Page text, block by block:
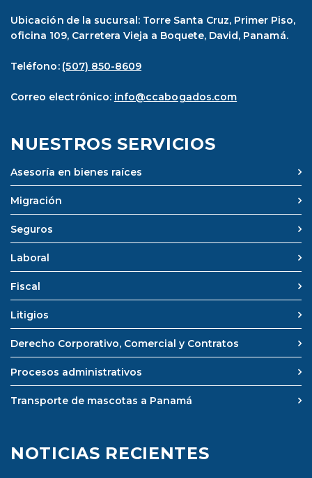
Ubicación de la sucursal: Torre Santa Cruz, Primer Piso,
oficina 109, Carretera Vieja a Boquete, David, Panamá.
Teléfono: (507) 850-8609
Correo electrónico: info@ccabogados.com
NUESTROS SERVICIOS
Asesoría en bienes raíces
Migración
Seguros
Laboral
Fiscal
Litigios
Derecho Corporativo, Comercial y Contratos
Procesos administrativos
Transporte de mascotas a Panamá
NOTICIAS RECIENTES